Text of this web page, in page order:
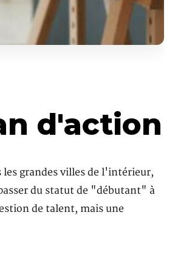
d'action
grandes villes de l'intérieur,
du statut de "débutant" à
de talent, mais une